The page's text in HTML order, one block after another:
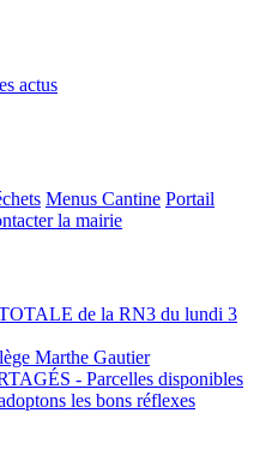
actus
Menus Cantine Portail
la mairie
de la RN3 du lundi 3
Marthe Gautier
- Parcelles disponibles
les bons réflexes